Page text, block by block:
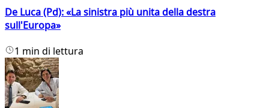
De Luca (Pd): «La sinistra più unita della destra
sull'Europa»
1 min di lettura